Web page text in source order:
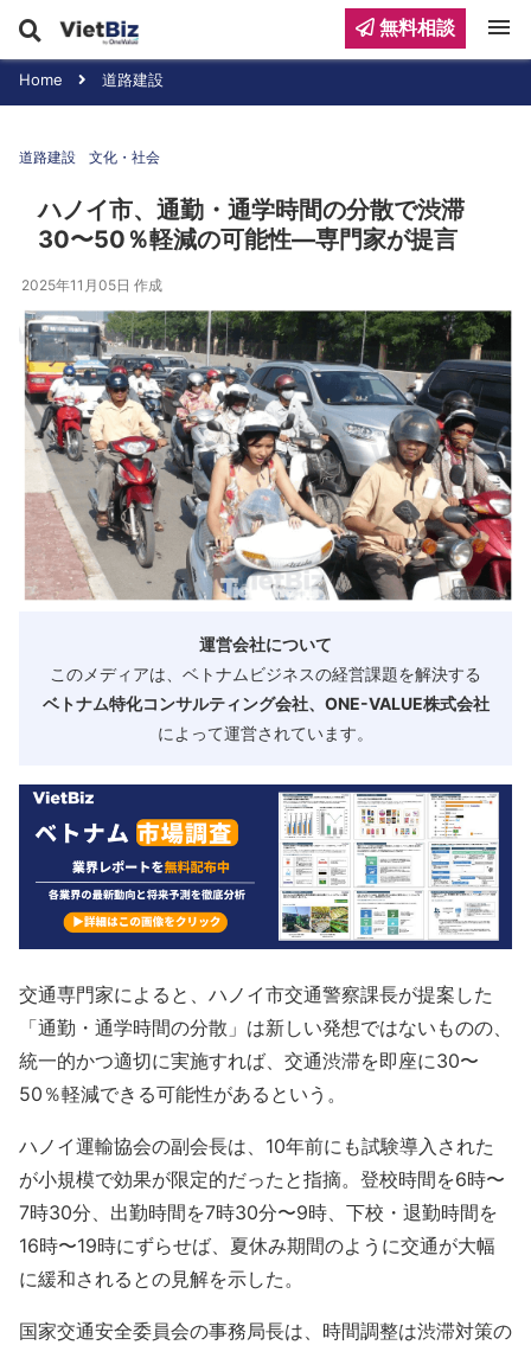
Home 道路建設
道路建設 文化・社会
ハノイ市、通勤・通学時間の分散で渋滞
30〜50％軽減の可能性—専門家が提言
2025年11月05日 作成
運営会社について
このメディアは、ベトナムビジネスの経営課題を解決する
ベトナム特化コンサルティング会社、ONE-VALUE株式会社
によって運営されています。
交通専門家によると、ハノイ市交通警察課長が提案した
「通勤・通学時間の分散」は新しい発想ではないものの、
統一的かつ適切に実施すれば、交通渋滞を即座に30〜
50％軽減できる可能性があるという。
ハノイ運輸協会の副会長は、10年前にも試験導入された
が小規模で効果が限定的だったと指摘。登校時間を6時〜
7時30分、出勤時間を7時30分〜9時、下校・退勤時間を
16時〜19時にずらせば、夏休み期間のように交通が大幅
に緩和されるとの見解を示した。
国家交通安全委員会の事務局長は、時間調整は渋滞対策の
無料相談 menu